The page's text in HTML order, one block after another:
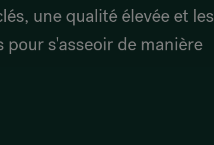
une qualité élevée et les
s'asseoir de manière